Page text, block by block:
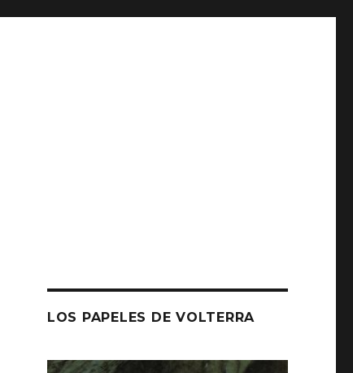
LOS PAPELES DE VOLTERRA